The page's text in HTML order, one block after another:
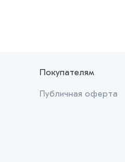
Покупателям
Публичная оферта